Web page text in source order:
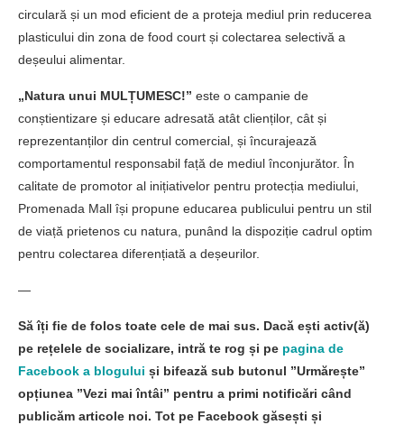
circulară și un mod eficient de a proteja mediul prin reducerea
plasticului din zona de food court și colectarea selectivă a
deșeului alimentar.
„Natura unui MULȚUMESC!” este o campanie de
conștientizare și educare adresată atât clienților, cât și
reprezentanților din centrul comercial, și încurajează
comportamentul responsabil față de mediul înconjurător. În
calitate de promotor al inițiativelor pentru protecția mediului,
Promenada Mall își propune educarea publicului pentru un stil
de viață prietenos cu natura, punând la dispoziție cadrul optim
pentru colectarea diferențiată a deșeurilor.
—
Să îți fie de folos toate cele de mai sus. Dacă ești activ(ă)
pe rețelele de socializare, intră te rog și pe pagina de
Facebook a blogului și bifează sub butonul ”Urmărește”
opțiunea ”Vezi mai întâi” pentru a primi notificări când
publicăm articole noi. Tot pe Facebook găsești și